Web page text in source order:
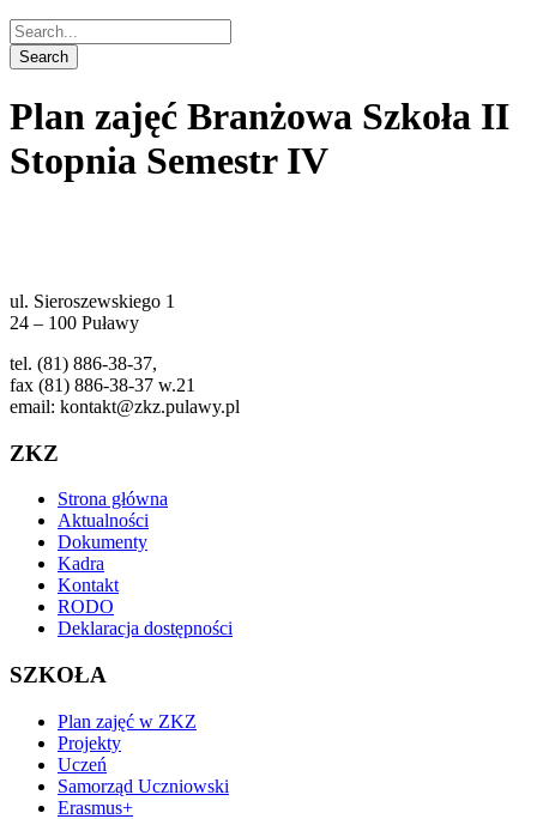
Plan zajęć Branżowa Szkoła II
Stopnia Semestr IV
ul. Sieroszewskiego 1
24 – 100 Puławy
tel. (81) 886-38-37,
fax (81) 886-38-37 w.21
email: kontakt@zkz.pulawy.pl
ZKZ
Strona główna
Aktualności
Dokumenty
Kadra
Kontakt
RODO
Deklaracja dostępności
SZKOŁA
Plan zajęć w ZKZ
Projekty
Uczeń
Samorząd Uczniowski
Erasmus+